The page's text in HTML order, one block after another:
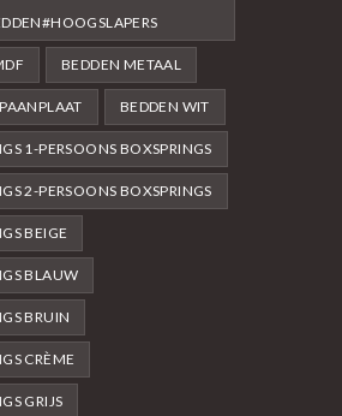
BEDDEN METAAL
BEDDEN WIT
1-PERSOONS BOXSPRINGS
2-PERSOONS BOXSPRINGS
BEIGE
BLAUW
BRUIN
CRÈME
GRIJS